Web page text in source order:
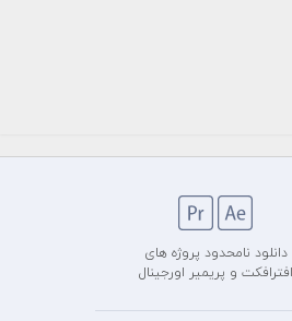
دانلود نامحدود پروژه های
افترافکت و پریمیر اورجینال